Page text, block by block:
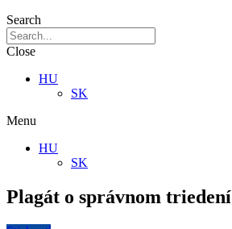
Search
Close
HU
SK
Menu
HU
SK
Plagát o správnom triedení